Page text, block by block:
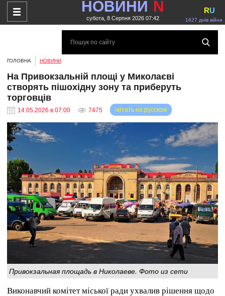
НОВИНИ N
субота, 8 Серпня 2026 07:42 1627 днів війни
RU
ГОЛОВНА НОВИНИ
На Привокзальній площі у Миколаєві
створять пішохідну зону та приберуть
торговців
14.05.2026 в 07:00 7475 читать на русском
Привокзальная площадь в Николаеве. Фото из сети
Виконавчий комітет міської ради ухвалив рішення щодо